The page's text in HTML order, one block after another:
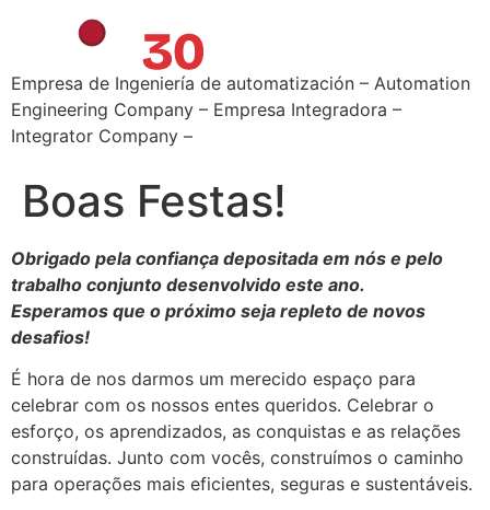
Empresa de Ingeniería de automatización – Automation
Engineering Company – Empresa Integradora –
Integrator Company –
Boas Festas!
Obrigado pela confiança depositada em nós e pelo
trabalho conjunto desenvolvido este ano.
Esperamos que o próximo seja repleto de novos
desafios!
É hora de nos darmos um merecido espaço para
celebrar com os nossos entes queridos. Celebrar o
esforço, os aprendizados, as conquistas e as relações
construídas. Junto com vocês, construímos o caminho
para operações mais eficientes, seguras e sustentáveis.